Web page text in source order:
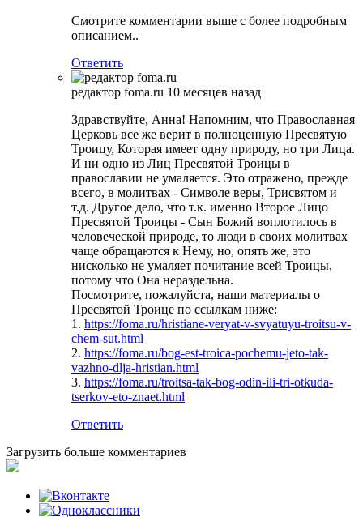
Смотрите комментарии выше с более подробным
описанием..
Ответить
редактор foma.ru 10 месяцев назад
Здравствуйте, Анна! Напомним, что Православная
Церковь все же верит в полноценную Пресвятую
Троицу, Которая имеет одну природу, но три Лица.
И ни одно из Лиц Пресвятой Троицы в
православии не умаляется. Это отражено, прежде
всего, в молитвах - Символе веры, Трисвятом и
т.д. Другое дело, что т.к. именно Второе Лицо
Пресвятой Троицы - Сын Божий воплотилось в
человеческой природе, то люди в своих молитвах
чаще обращаются к Нему, но, опять же, это
нисколько не умаляет почитание всей Троицы,
потому что Она нераздельна.
Посмотрите, пожалуйста, наши материалы о
Пресвятой Троице по ссылкам ниже:
1. https://foma.ru/hristiane-veryat-v-svyatuyu-troitsu-v-
chem-sut.html
2. https://foma.ru/bog-est-troica-pochemu-jeto-tak-
vazhno-dlja-hristian.html
3. https://foma.ru/troitsa-tak-bog-odin-ili-tri-otkuda-
tserkov-eto-znaet.html
Ответить
Загрузить больше комментариев